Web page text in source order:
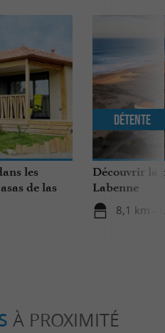
les
de las
Découvrir la
Labenne
8,1 km -
Détente
À PROXIMITÉ